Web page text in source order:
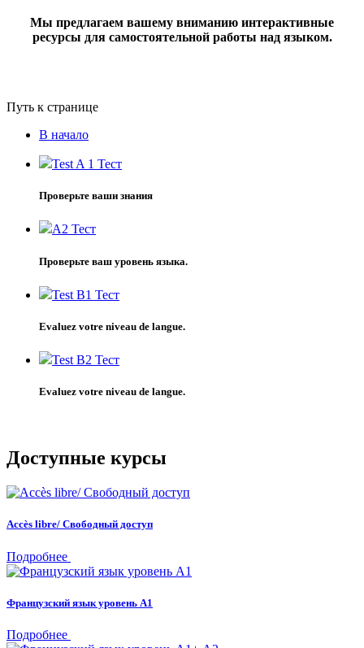
Мы предлагаем вашему вниманию интерактивные
ресурсы для самостоятельной работы над языком.
Путь к странице
В начало
Test A 1 Тест
Проверьте ваши знания
A2 Тест
Проверьте ваш уровень языка.
Test B1 Тест
Evaluez votre niveau de langue.
Test B2 Тест
Evaluez votre niveau de langue.
Доступные курсы
Accès libre/ Свободный доступ
Подробнее
Французский язык уровень А1
Подробнее